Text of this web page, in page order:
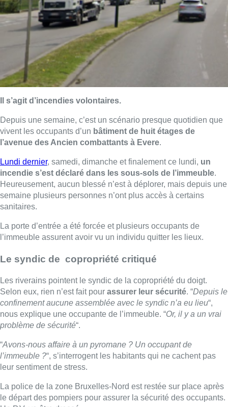
Il s’agit d’incendies volontaires.
Depuis une semaine, c’est un scénario presque quotidien que
vivent les occupants d’un bâtiment de huit étages de
l’avenue des Ancien combattants à Evere.
Lundi dernier, samedi, dimanche et finalement ce lundi, un
incendie s’est déclaré dans les sous-sols de l’immeuble.
Heureusement, aucun blessé n’est à déplorer, mais depuis une
semaine plusieurs personnes n’ont plus accès à certains
sanitaires.
La porte d’entrée a été forcée et plusieurs occupants de
l’immeuble assurent avoir vu un individu quitter les lieux.
Le syndic de copropriété critiqué
Les riverains pointent le syndic de la copropriété du doigt.
Selon eux, rien n’est fait pour assurer leur sécurité. “Depuis le
confinement aucune assemblée avec le syndic n’a eu lieu“,
nous explique une occupante de l’immeuble. “Or, il y a un vrai
problème de sécurité“.
“Avons-nous affaire à un pyromane ? Un occupant de
l’immeuble ?“, s’interrogent les habitants qui ne cachent pas
leur sentiment de stress.
La police de la zone Bruxelles-Nord est restée sur place après
le départ des pompiers pour assurer la sécurité des occupants.